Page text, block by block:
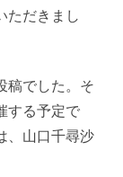
ただきまし
稿でした。そ
する予定で
、山口千尋沙